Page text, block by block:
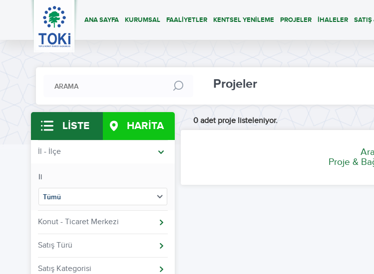
ANA SAYFA KURUMSAL FAALİYETLER KENTSEL YENİLEME PROJELER İHALELER SATIŞ
Projeler
LİSTE HARİTA
İl - İlçe
İl
Tümü
Konut - Ticaret Merkezi
Satış Türü
Satış Kategorisi
0 adet proje listeleniyor.
Proje &